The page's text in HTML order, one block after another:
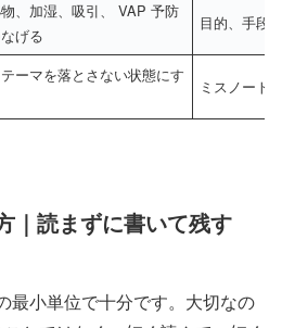
、加湿、吸引、 VAP 予防
げる
目的、手段
ーマを落とさない状態にす
ミスノート
｜読まずに書いて残す
最小単位で十分です。大切なの